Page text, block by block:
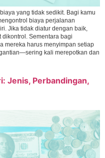
yang tidak sedikit. Bagi kamu
biaya perjalanan
Jika tidak diatur dengan baik,
Sementara bagi
mereka harus menyimpan setiap
kali merepotkan dan
Jenis, Perbandingan,